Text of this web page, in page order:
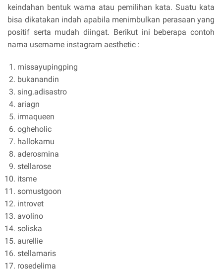
keindahan bentuk warna atau pemilihan kata. Suatu kata
bisa dikatakan indah apabila menimbulkan perasaan yang
positif serta mudah diingat. Berikut ini beberapa contoh
nama username instagram aesthetic :
missayupingping
bukanandin
sing.adisastro
ariagn
irmaqueen
ogheholic
hallokamu
aderosmina
stellarose
itsme
somustgoon
introvet
avolino
soliska
aurellie
stellamaris
rosedelima